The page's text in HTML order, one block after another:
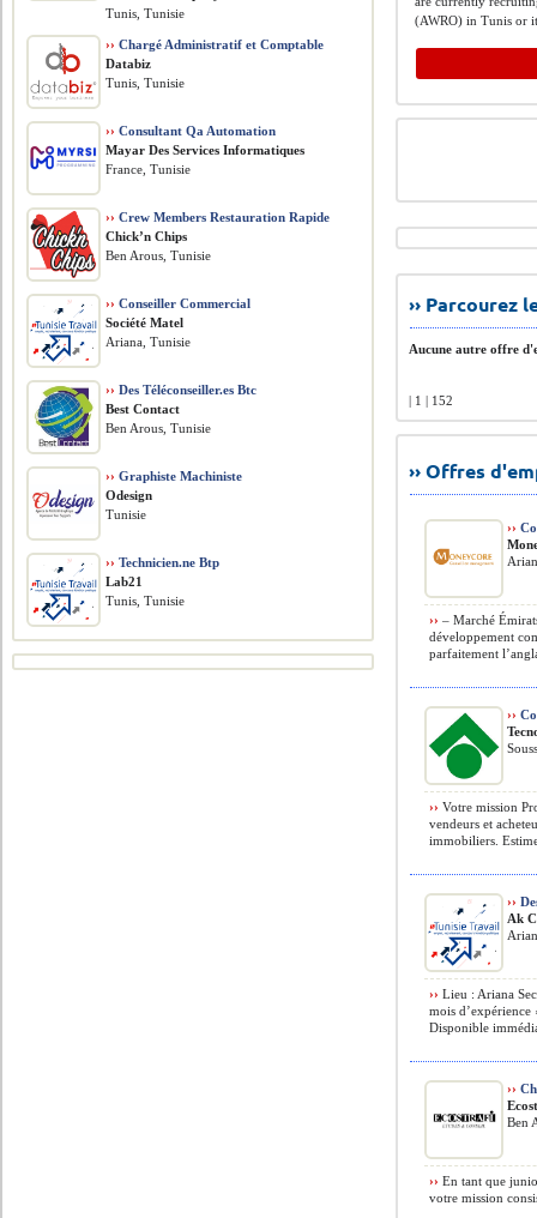
(AWRO) in Tunis or
››
Aucune autre offre
| 1 | 152
›› Offres
››
›› – Marché
développement
parfaitement
››
›› Votre mission
vendeurs et
immobiliers.
››
Ak
›› Lieu : Ariana
mois d’expérience
Disponible
››
Ben
›› En tant que
votre mission
Tunis, Tunisie
›› Chargé Administratif et Comptable
Databiz
Tunis, Tunisie
›› Consultant Qa Automation
Mayar Des Services Informatiques
France, Tunisie
›› Crew Members Restauration Rapide
Chick’n Chips
Ben Arous, Tunisie
›› Conseiller Commercial
Société Matel
Ariana, Tunisie
›› Des Téléconseiller.es Btc
Best Contact
Ben Arous, Tunisie
›› Graphiste Machiniste
Odesign
Tunisie
›› Technicien.ne Btp
Lab21
Tunis, Tunisie